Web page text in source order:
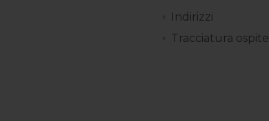
Indirizzi
Tracciatura ospite